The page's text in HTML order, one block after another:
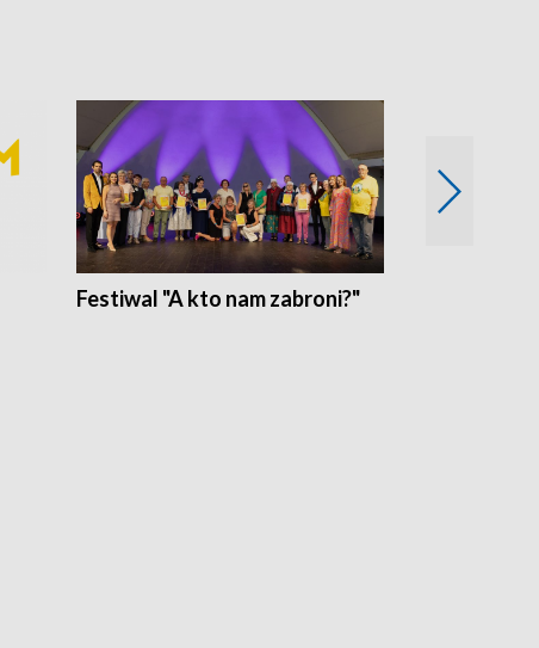
Festiwal "A kto nam zabroni?"